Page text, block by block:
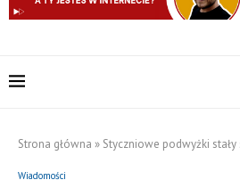
Strona główna » Styczniowe podwyżki
Wiadomości